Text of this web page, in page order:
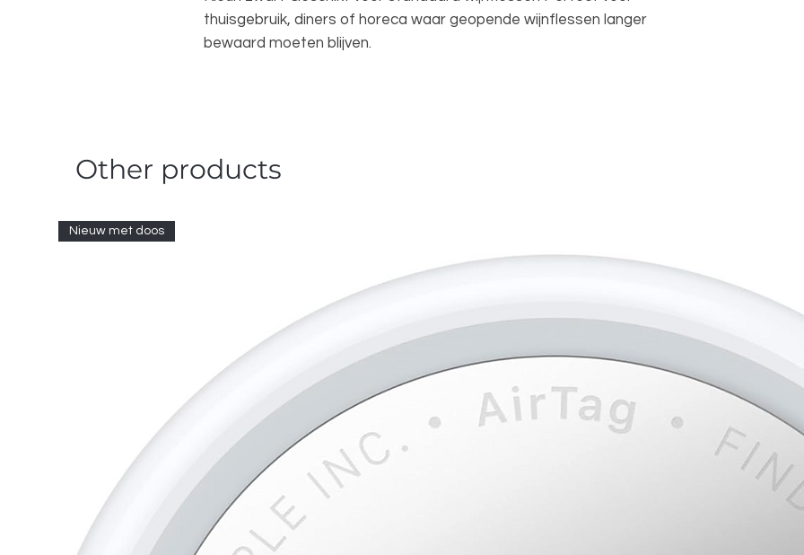
thuisgebruik, diners of horeca waar geopende wijnflessen langer
bewaard moeten blijven.
Other products
Nieuw met doos